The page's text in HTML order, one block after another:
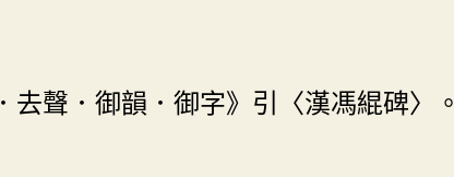
．去聲．御韻．御字》引〈漢馮緄碑〉。